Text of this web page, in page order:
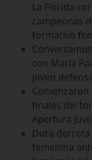
La Florida
campeonas
formativo
con María
joven
Comenzaron
finales del
Apertura
Dura derrota
femenina